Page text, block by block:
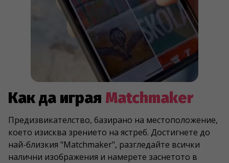
Как да играя Matchmaker
Предизвикателство, базирано на местоположение,
което изисква зрението на ястреб. Достигнете до
най-близкия "Matchmaker", разгледайте всички
налични изображения и намерете заснетото в